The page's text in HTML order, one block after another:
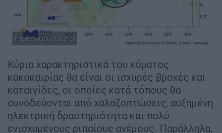
meteo κακοκαιρία
Κύρια χαρακτηριστικά του κύματος
κακοκαιρίας θα είναι οι ισχυρές βροχές και
καταιγίδες, οι οποίες κατά τόπους θα
συνοδεύονται από χαλαζοπτώσεις, αυξημένη
ηλεκτρική δραστηριότητα και πολύ
ενισχυμένους ριπαίους ανέμους. Παράλληλα,